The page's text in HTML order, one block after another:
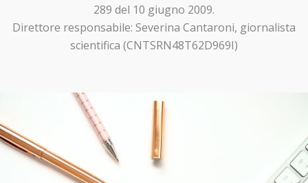
289 del 10 giugno 2009.
Direttore responsabile: Severina Cantaroni, giornalista
scientifica (CNTSRN48T62D969I)